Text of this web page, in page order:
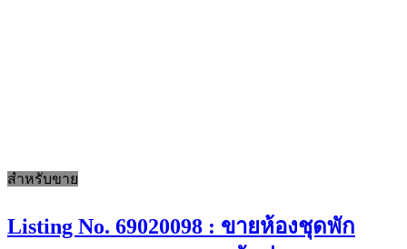
สำหรับขาย
Listing No. 69020098 : ขายห้องชุดพัก